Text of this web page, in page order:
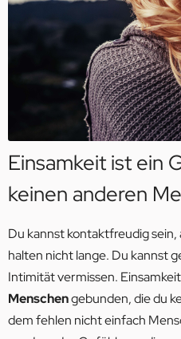
Einsamkeit ist ein
keinen anderen
Du kannst kontaktfreudig
halten nicht lange. Du kannst
Intimität vermissen.
Menschengebunden, die du
dem fehlen nicht einfach